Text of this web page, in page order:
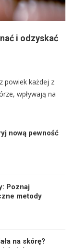
i odzyskać
powiek każdej z
wpływają na
nową pewność
Poznaj
metody
na skórę?